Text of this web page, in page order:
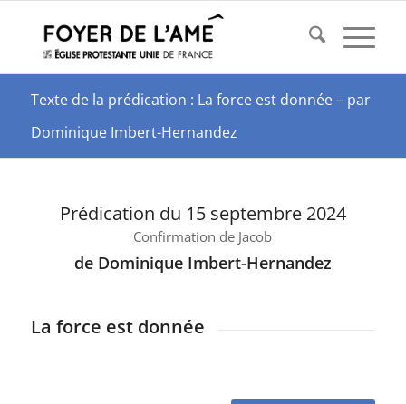
Texte de la prédication : La force est donnée – par
Dominique Imbert-Hernandez
Prédication du 15 septembre 2024
Confirmation de Jacob
de Dominique Imbert-Hernandez
La force est donnée